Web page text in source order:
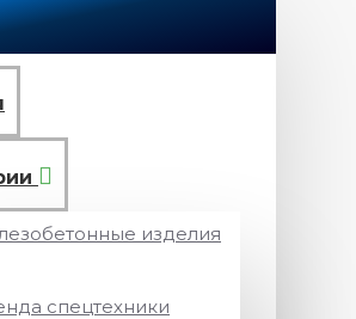
изделия
спецтехники